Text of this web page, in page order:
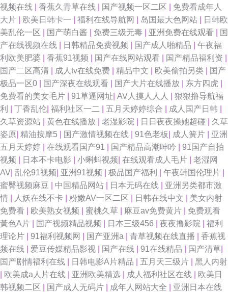
视频在线
香蕉久青草在线 国产视频一区二区
免费看成年人
大片
欧美日韩卡一 福利在线导航网 岛国最大色网站
日韩欧
美乱伦一区
国产萌白酱 免费三级无毒 亚洲免费在线观看
国
产在线视频在线
日韩精品免费视频 国产成人啪精品
午夜福
利欧美肥婆
香蕉91视频 国产在线网站观看 国产精品福利资
国产二区高清
成人tv在线免费 精品中文 欧美偷拍另类
国产
极品一区0
国产深夜在线观看 国产大片在线播放 东方四虎
免费看的美女毛片
91草逼网址 AV人摸人人人
狠狠撸导航福
利
丁香乱伦 福利社区一二 五月天婷婷综合 成人国产日韩
久草资源站
黄色在线播放 老湿影院 日日夜夜操她超碰
久草
姿原 精油按摩5 国产激情视频在线 91色老板 成人簧片
亚洲
五月天婷婷
在线观看国产91 国产精品高潮呻吟
91国产自拍
视频
日本不卡电影 小蝌蚪视频 在线观看成人毛片
老湿网
AV 乱伦91视频 亚洲91视频 极品国产福利 午夜韩国伦理片
蜜臀视频麻豆
中国精品网站 日本无码在线
亚洲另类都市激
情
人妖在线不卡 粉嫩AV一区二区 日韩在线中文
美女内射
免费看
欧美熟女视频 蜜桃久草 麻豆av免费黄片
免费观看
黃色A片
国产视频精品视频 日本三级456 夜夜撸影院
福利
理论片
91福利视频网 国产亚洲a 青草视频在线直播
香蕉视
频在线
爱豆传媒精品影视 国产在线 91在线精品 国产清草
国产剧情福利在线
日韩电影A片精品 五月天三级片
黑人内射
欧美成a人片在线 亚洲欧美精选 成人福利社区在线
欧美日
韩视频二区
国产成人无码片 成年人网站大全
亚洲日本在线